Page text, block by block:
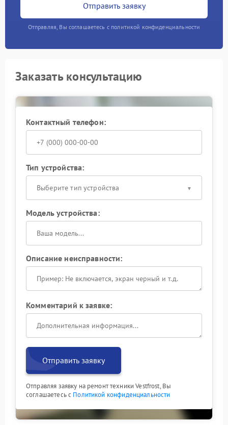
Отправить заявку
Отправляя, Вы соглашаетесь с политикой конфиденциальности
Заказать консультацию
Контактный телефон:
Тип устройства:
Выберите тип устройства
Модель устройства:
Описание неисправности:
Комментарий к заявке:
Отправить заявку
Отправляя заявку на ремонт техники Vestfrost, Вы
соглашаетесь с Политикой конфиденциальности